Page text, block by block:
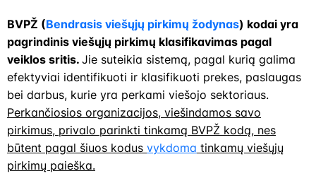
BVPŽ (Bendrasis viešųjų pirkimų žodynas) kodai yra
pagrindinis viešųjų pirkimų klasifikavimas pagal
veiklos sritis. Jie suteikia sistemą, pagal kurią galima
efektyviai identifikuoti ir klasifikuoti prekes, paslaugas
bei darbus, kurie yra perkami viešojo sektoriaus.
Perkančiosios organizacijos, viešindamos savo
pirkimus, privalo parinkti tinkamą BVPŽ kodą, nes
būtent pagal šiuos kodus vykdoma tinkamų viešųjų
pirkimų paieška.